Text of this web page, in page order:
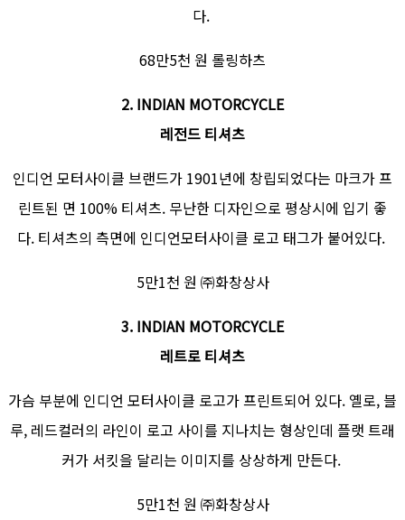
다.
68만5천 원 롤링하츠
2. INDIAN MOTORCYCLE
레전드 티셔츠
인디언 모터사이클 브랜드가 1901년에 창립되었다는 마크가 프
린트된 면 100% 티셔츠. 무난한 디자인으로 평상시에 입기 좋
다. 티셔츠의 측면에 인디언모터사이클 로고 태그가 붙어있다.
5만1천 원 ㈜화창상사
3. INDIAN MOTORCYCLE
레트로 티셔츠
가슴 부분에 인디언 모터사이클 로고가 프린트되어 있다. 옐로, 블
루, 레드컬러의 라인이 로고 사이를 지나치는 형상인데 플랫 트래
커가 서킷을 달리는 이미지를 상상하게 만든다.
5만1천 원 ㈜화창상사